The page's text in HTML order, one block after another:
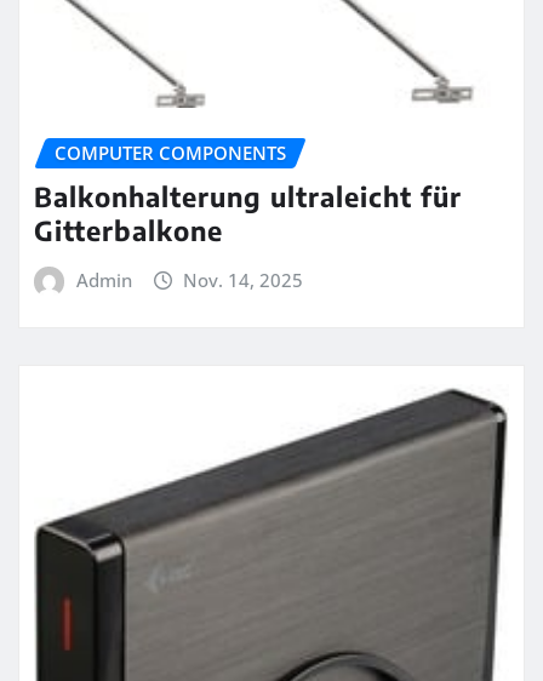
COMPUTER COMPONENTS
Balkonhalterung ultraleicht für
Gitterbalkone
Admin Nov. 14, 2025